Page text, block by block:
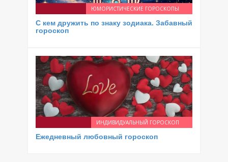
ЮМОРИСТИЧЕСКИЕ ГОРОСКОПЫ
С кем дружить по знаку зодиака. Забавный
гороскоп
ИНДИВИДУАЛЬНЫЙ ГОРОСКОП
Ежедневный любовный гороскоп